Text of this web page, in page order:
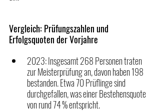
Vergleich: Prüfungszahlen und
Erfolgsquoten der Vorjahre
2023: Insgesamt 268 Personen traten
zur Meisterprüfung an, davon haben 198
bestanden. Etwa 70 Prüflinge sind
durchgefallen, was einer Bestehensquote
von rund 74 % entspricht.